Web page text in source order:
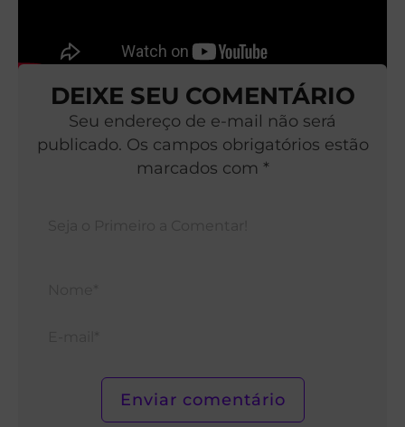
DEIXE SEU COMENTÁRIO
Seu endereço de e-mail não será
publicado. Os campos obrigatórios estão
marcados com *